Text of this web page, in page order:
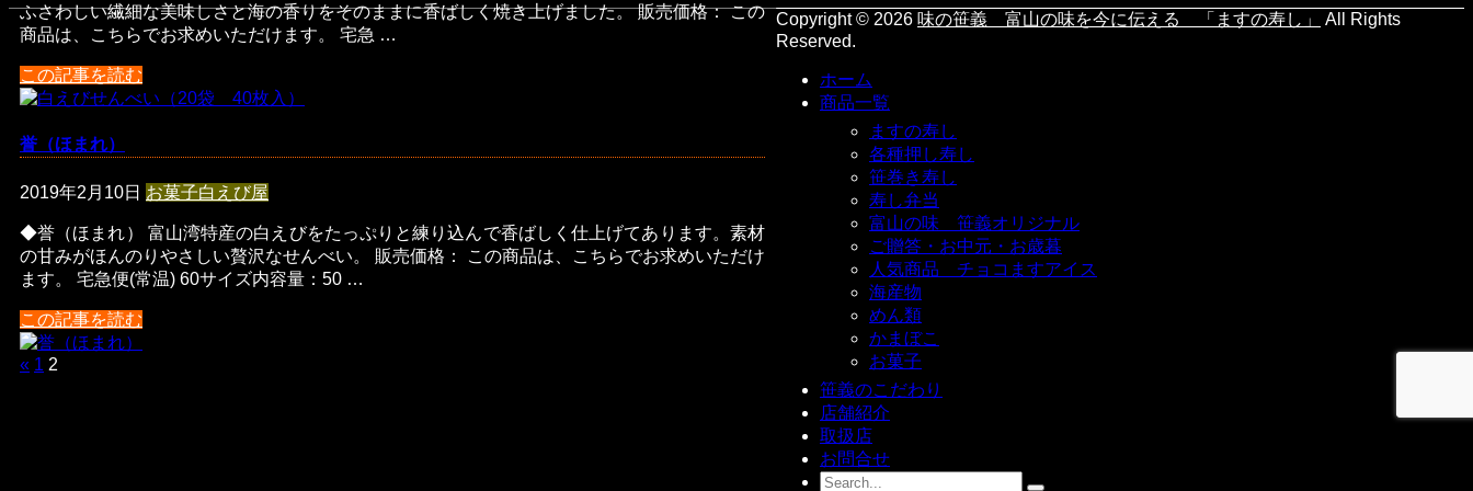
ふさわしい繊細な美味しさと海の香りをそのままに香ばしく焼き上げました。 販売価格： この
商品は、こちらでお求めいただけます。 宅急 …
この記事を読む
誉（ほまれ）
2019年2月10日 お菓子白えび屋
◆誉（ほまれ） 富山湾特産の白えびをたっぷりと練り込んで香ばしく仕上げてあります。素材
の甘みがほんのりやさしい贅沢なせんべい。 販売価格： この商品は、こちらでお求めいただけ
ます。 宅急便(常温) 60サイズ内容量：50 …
この記事を読む
« 1 2
Copyright © 2026 味の笹義 富山の味を今に伝える 「ますの寿し」
All Rights
Reserved.
ホーム
商品一覧
ますの寿し
各種押し寿し
笹巻き寿し
寿し弁当
富山の味 笹義オリジナル
ご贈答・お中元・お歳暮
人気商品 チョコますアイス
海産物
めん類
かまぼこ
お菓子
笹義のこだわり
店舗紹介
取扱店
お問合せ
Search